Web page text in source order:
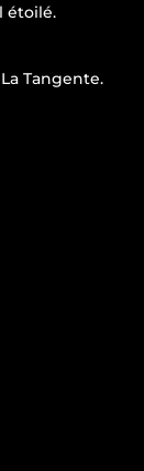
étoilé.
Tangente.